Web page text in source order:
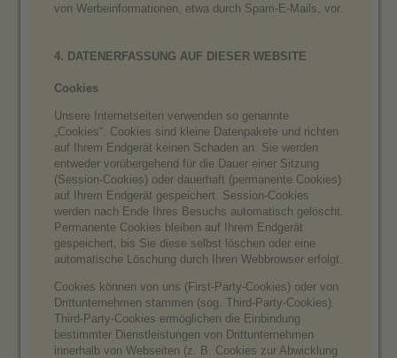
von Werbeinformationen, etwa durch Spam-E-Mails, vor.
4. DATENERFASSUNG AUF DIESER WEBSITE
Cookies
Unsere Internetseiten verwenden so genannte
„Cookies“. Cookies sind kleine Datenpakete und richten
auf Ihrem Endgerät keinen Schaden an. Sie werden
entweder vorübergehend für die Dauer einer Sitzung
(Session-Cookies) oder dauerhaft (permanente Cookies)
auf Ihrem Endgerät gespeichert. Session-Cookies
werden nach Ende Ihres Besuchs automatisch gelöscht.
Permanente Cookies bleiben auf Ihrem Endgerät
gespeichert, bis Sie diese selbst löschen oder eine
automatische Löschung durch Ihren Webbrowser erfolgt.
Cookies können von uns (First-Party-Cookies) oder von
Drittunternehmen stammen (sog. Third-Party-Cookies).
Third-Party-Cookies ermöglichen die Einbindung
bestimmter Dienstleistungen von Drittunternehmen
innerhalb von Webseiten (z. B. Cookies zur Abwicklung